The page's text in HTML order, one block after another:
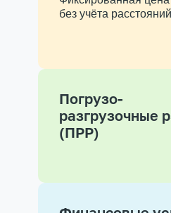
без учёта расстояний
Погрузо-
разгрузочные
(ПРР)